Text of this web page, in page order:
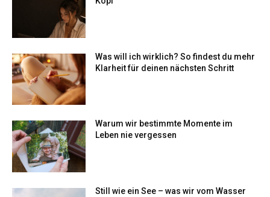
Was will ich wirklich? So findest du mehr
Klarheit für deinen nächsten Schritt
Warum wir bestimmte Momente im
Leben nie vergessen
Still wie ein See – was wir vom Wasser